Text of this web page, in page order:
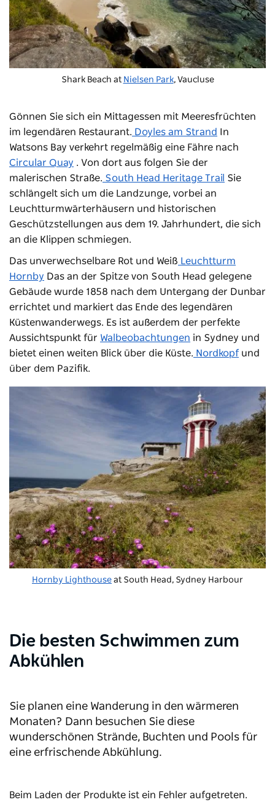
Shark Beach at Nielsen Park, Vaucluse
Gönnen Sie sich ein Mittagessen mit Meeresfrüchten
im legendären Restaurant. Doyles am Strand
In
Watsons Bay verkehrt regelmäßig eine Fähre nach
Circular Quay . Von dort aus folgen Sie der
malerischen Straße. South Head Heritage Trail Sie
schlängelt sich um die Landzunge, vorbei an
Leuchtturmwärterhäusern und historischen
Geschützstellungen aus dem 19. Jahrhundert, die sich
an die Klippen schmiegen.
Das unverwechselbare Rot und Weiß Leuchtturm
Hornby Das an der Spitze von South Head gelegene
Gebäude wurde 1858 nach dem Untergang der Dunbar
errichtet und markiert das Ende des legendären
Küstenwanderwegs. Es ist außerdem der perfekte
Aussichtspunkt für Walbeobachtungen in Sydney und
bietet einen weiten Blick über die Küste. Nordkopf und
über dem Pazifik.
Hornby Lighthouse at South Head, Sydney Harbour
Die besten Schwimmen zum
Abkühlen
Sie planen eine Wanderung in den wärmeren
Monaten? Dann besuchen Sie diese
wunderschönen Strände, Buchten und Pools für
eine erfrischende Abkühlung.
Beim Laden der Produkte ist ein Fehler aufgetreten.